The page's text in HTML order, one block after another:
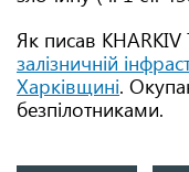
Як писав KHARKIV
залізничній
Харківщині.
безпілотниками.